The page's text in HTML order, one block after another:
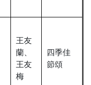
王友
蘭、
王友
梅
四季佳
節頌